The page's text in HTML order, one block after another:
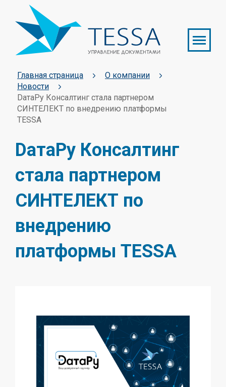
Главная страница
О компании
Новости
DатаРу Консалтинг стала партнером
СИНТЕЛЕКТ по внедрению платформы
TESSA
DатаРу Консалтинг
стала партнером
СИНТЕЛЕКТ по
внедрению
платформы TESSA